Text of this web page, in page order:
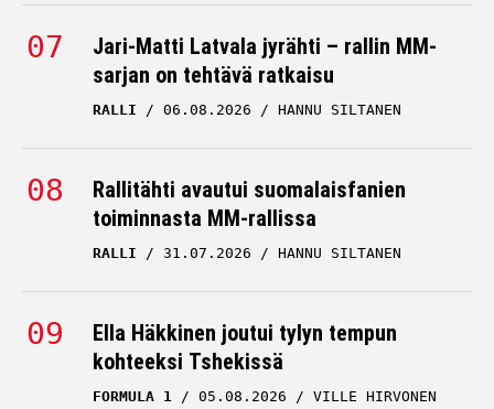
Jari-Matti Latvala jyrähti – rallin MM-
sarjan on tehtävä ratkaisu
RALLI 06.08.2026 HANNU SILTANEN
Rallitähti avautui suomalaisfanien
toiminnasta MM-rallissa
RALLI 31.07.2026 HANNU SILTANEN
Ella Häkkinen joutui tylyn tempun
kohteeksi Tshekissä
FORMULA 1 05.08.2026 VILLE HIRVONEN